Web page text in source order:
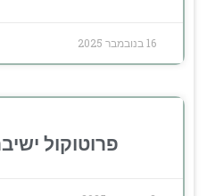
16 בנובמבר 2025
פרוטוקול